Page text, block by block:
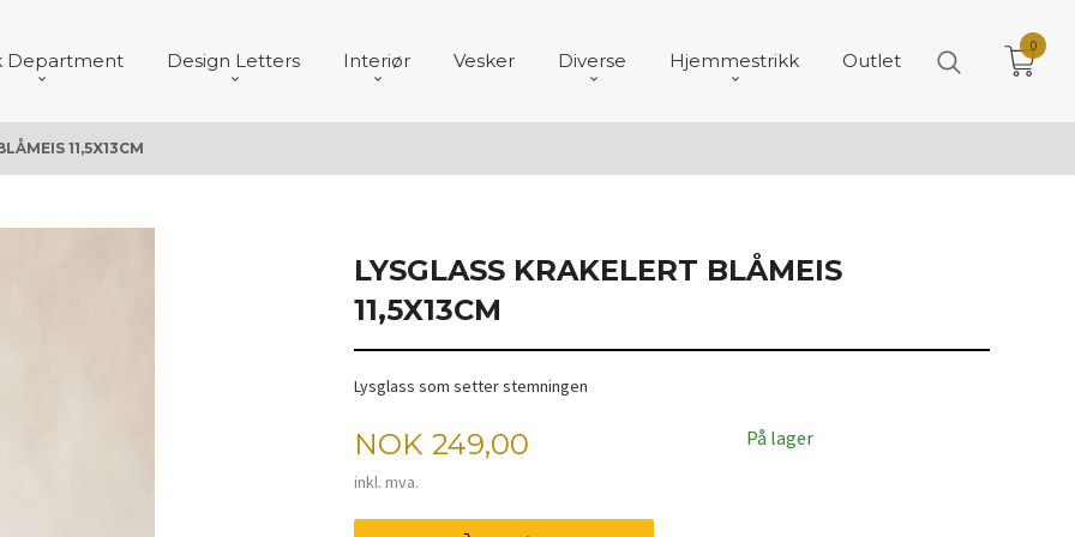
Department Design Letters Interiør Vesker Diverse Hjemmestrikk Outlet
0
11,5X13CM
LYSGLASS KRAKELERT BLÅMEIS
11,5X13CM
Lysglass som setter stemningen
Pris
NOK 249,00
inkl. mva.
På lager